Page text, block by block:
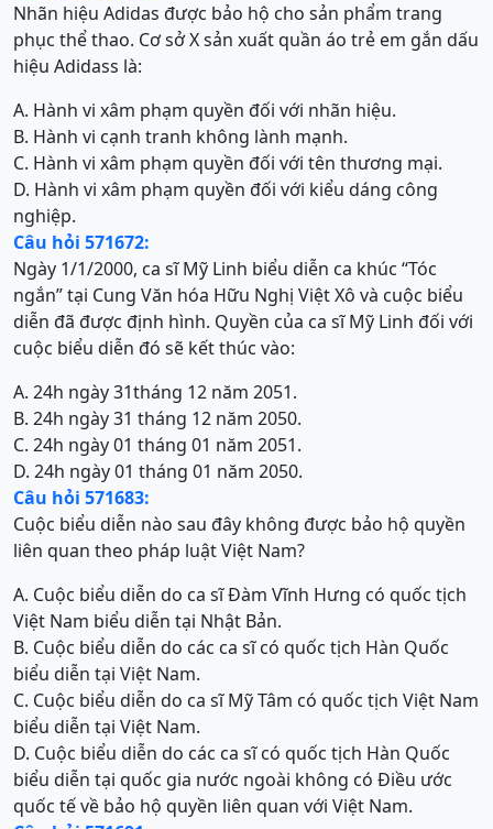
Nhãn hiệu Adidas được bảo hộ cho sản phẩm trang
phục thể thao. Cơ sở X sản xuất quần áo trẻ em gắn dấu
hiệu Adidass là:
A. Hành vi xâm phạm quyền đối với nhãn hiệu.
B. Hành vi cạnh tranh không lành mạnh.
C. Hành vi xâm phạm quyền đối với tên thương mại.
D. Hành vi xâm phạm quyền đối với kiểu dáng công
nghiệp.
Câu hỏi 571672:
Ngày 1/1/2000, ca sĩ Mỹ Linh biểu diễn ca khúc “Tóc
ngắn” tại Cung Văn hóa Hữu Nghị Việt Xô và cuộc biểu
diễn đã được định hình. Quyền của ca sĩ Mỹ Linh đối với
cuộc biểu diễn đó sẽ kết thúc vào:
A. 24h ngày 31tháng 12 năm 2051.
B. 24h ngày 31 tháng 12 năm 2050.
C. 24h ngày 01 tháng 01 năm 2051.
D. 24h ngày 01 tháng 01 năm 2050.
Câu hỏi 571683:
Cuộc biểu diễn nào sau đây không được bảo hộ quyền
liên quan theo pháp luật Việt Nam?
A. Cuộc biểu diễn do ca sĩ Đàm Vĩnh Hưng có quốc tịch
Việt Nam biểu diễn tại Nhật Bản.
B. Cuộc biểu diễn do các ca sĩ có quốc tịch Hàn Quốc
biểu diễn tại Việt Nam.
C. Cuộc biểu diễn do ca sĩ Mỹ Tâm có quốc tịch Việt Nam
biểu diễn tại Việt Nam.
D. Cuộc biểu diễn do các ca sĩ có quốc tịch Hàn Quốc
biểu diễn tại quốc gia nước ngoài không có Điều ước
quốc tế về bảo hộ quyền liên quan với Việt Nam.